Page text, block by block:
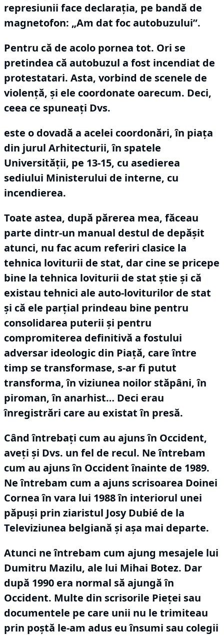
represiunii face declarația, pe bandă de
magnetofon: „Am dat foc autobuzului”.
Pentru că de acolo pornea tot. Ori se
pretindea că autobuzul a fost incendiat de
protestatari. Asta, vorbind de scenele de
violență, și ele coordonate oarecum. Deci,
ceea ce spuneați Dvs.
este o dovadă a acelei coordonări, în piața
din jurul Arhitecturii, în spatele
Universității, pe 13-15, cu asedierea
sediului Ministerului de interne, cu
incendierea.
Toate astea, după părerea mea, făceau
parte dintr-un manual destul de depășit
atunci, nu fac acum referiri clasice la
tehnica loviturii de stat, dar cine se pricepe
bine la tehnica loviturii de stat știe și că
existau tehnici ale auto-loviturilor de stat
și că ele parțial prindeau bine pentru
consolidarea puterii și pentru
compromiterea definitivă a fostului
adversar ideologic din Piață, care între
timp se transformase, s-ar fi putut
transforma, în viziunea noilor stăpâni, în
piroman, în anarhist… Deci erau
înregistrări care au existat în presă.
Când întrebați cum au ajuns în Occident,
aveți și Dvs. un fel de recul. Ne întrebam
cum au ajuns în Occident înainte de 1989.
Ne întrebam cum a ajuns scrisoarea Doinei
Cornea în vara lui 1988 în interiorul unei
păpuși prin ziaristul Josy Dubié de la
Televiziunea belgiană și așa mai departe.
Atunci ne întrebam cum ajung mesajele lui
Dumitru Mazilu, ale lui Mihai Botez. Dar
după 1990 era normal să ajungă în
Occident. Multe din scrisorile Pieței sau
documentele pe care unii nu le trimiteau
prin poștă le-am adus eu însumi sau colegii